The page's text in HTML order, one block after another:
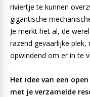
riviertje te kunnen
gigantische
Je merkt het al, de
razend gevaarlijke
opwindend om er in te
Het idee van een
met je verzamelde